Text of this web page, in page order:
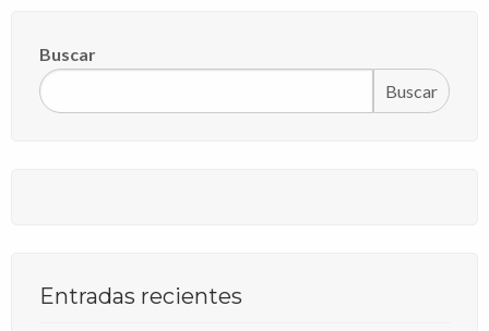
Buscar
Buscar
Entradas recientes